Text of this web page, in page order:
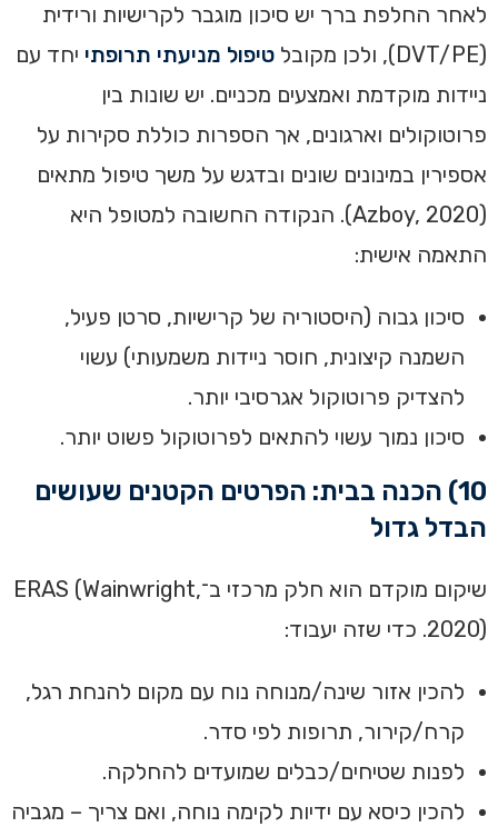
לאחר החלפת ברך יש סיכון מוגבר לקרישיות ורידית
(DVT/PE), ולכן מקובל
טיפול מניעתי תרופתי יחד עם
ניידות מוקדמת ואמצעים מכניים. יש שונות בין
פרוטוקולים וארגונים, אך הספרות כוללת סקירות על
אספירין במינונים שונים ובדגש על משך טיפול מתאים
(Azboy, 2020). הנקודה החשובה למטופל היא
התאמה אישית:
סיכון גבוה (היסטוריה של קרישיות, סרטן פעיל,
השמנה קיצונית, חוסר ניידות משמעותי) עשוי
להצדיק פרוטוקול אגרסיבי יותר.
סיכון נמוך עשוי להתאים לפרוטוקול פשוט יותר.
10) הכנה בבית: הפרטים הקטנים שעושים
הבדל גדול
שיקום מוקדם הוא חלק מרכזי ב־ERAS (Wainwright,
2020). כדי שזה יעבוד:
להכין אזור שינה/מנוחה נוח עם מקום להנחת רגל,
קרח/קירור, תרופות לפי סדר.
לפנות שטיחים/כבלים שמועדים להחלקה.
להכין כיסא עם ידיות לקימה נוחה, ואם צריך – מגביה